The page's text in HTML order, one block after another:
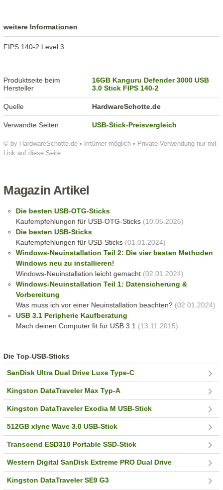
© by HardwareSchotte.de • Irrtümer möglich • Private Verwendung nur mit
Link auf diese Seite
weitere Informationen
FIPS 140-2 Level 3
Produktseite beim
Hersteller
16GB Kanguru Defender 3000 USB
3.0 Stick FIPS 140-2
Quelle HardwareSchotte.de
Verwandte Seiten USB-Stick-Preisvergleich
Magazin Artikel
Die besten USB-OTG-Sticks
Kaufempfehlungen für USB-OTG-Sticks(10.05.2026)
Die besten USB-Sticks
Kaufempfehlungen für USB-Sticks(01.01.2024)
Windows-Neuinstallation Teil 2: Die vier besten Methoden
Windows neu zu installieren!
Windows-Neuinstallation leicht gemacht(02.01.2024)
Windows-Neuinstallation Teil 1: Datensicherung &
Vorbereitung
Was muss ich vor einer Neuinstallation beachten?(02.01.2024)
USB 3.1 Peripherie Kaufberatung
Mach deinen Computer fit für USB 3.1 (13.11.2015)
Die Top-USB-Sticks
SanDisk Ultra Dual Drive Luxe Type-C
Kingston DataTraveler Max Typ-A
Kingston DataTraveler Exodia M USB-Stick
512GB xlyne Wave 3.0 USB-Stick
Transcend ESD310 Portable SSD-Stick
Western Digital SanDisk Extreme PRO Dual Drive
Kingston DataTraveler SE9 G3